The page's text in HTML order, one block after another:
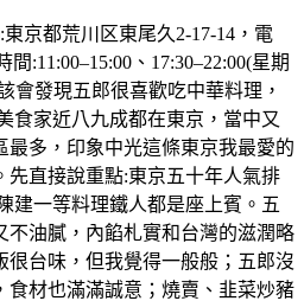
東京都荒川区東尾久2-17-14，電
間:11:00–15:00、17:30–22:00(星期
會發現五郎很喜歡吃中華料理，
食家近八九成都在東京，當中又
最多，印象中光這條東京我最愛的
先直接說重點:東京五十年人氣排
建一等料理鐵人都是座上賓。五
不油膩，內餡札實和台灣的滋潤略
很台味，但我覺得一般般；五郎沒
食材也滿滿誠意；燒賣、韭菜炒豬